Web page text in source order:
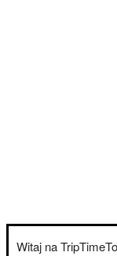
Witaj na